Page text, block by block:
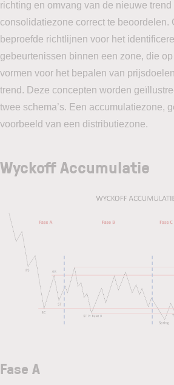
richting en omvang van de nieuwe trend
consolidatiezone correct te beoordelen.
beproefde richtlijnen voor het
gebeurtenissen binnen een zone, die
vormen voor het bepalen van
trend. Deze concepten worden
twee schema’s. Een accumulatiezone,
voorbeeld van een distributiezone.
Wyckoff Accumulatie
Fase A